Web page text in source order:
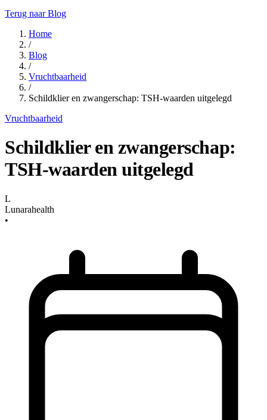
Terug naar Blog
Home
/
Blog
/
Vruchtbaarheid
/
Schildklier en zwangerschap: TSH-waarden uitgelegd
Vruchtbaarheid
Schildklier en zwangerschap:
TSH-waarden uitgelegd
L
Lunarahealth
•